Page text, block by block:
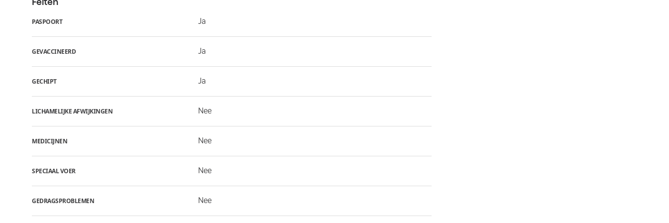
PASPOORT Ja
GEVACCINEERD Ja
GECHIPT Ja
LICHAMELIJKE AFWIJKINGEN Nee
MEDICIJNEN Nee
SPECIAAL VOER Nee
GEDRAGSPROBLEMEN Nee